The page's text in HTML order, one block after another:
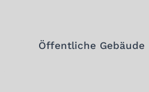
Öffentliche Gebäude